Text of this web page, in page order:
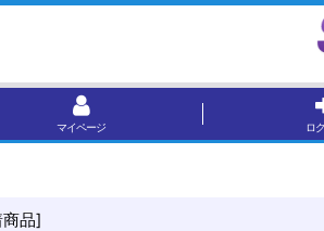
マイページ ロ
品]